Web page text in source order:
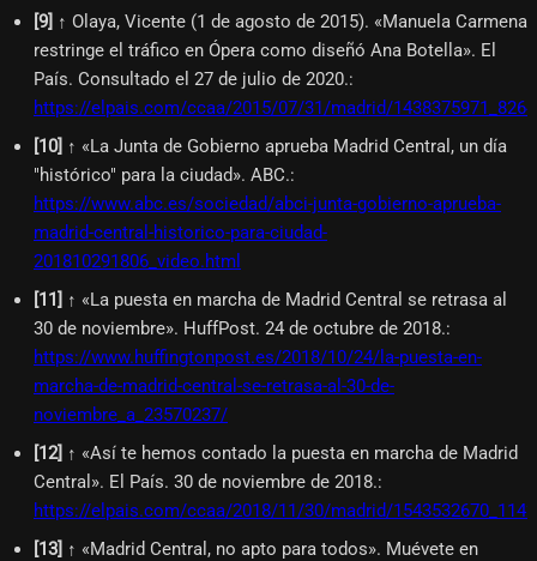
9 ↑ Olaya, Vicente (1 de agosto de 2015). «Manuela Carmena
restringe el tráfico en Ópera como diseñó Ana Botella». El
País. Consultado el 27 de julio de 2020.:
https://elpais.com/ccaa/2015/07/31/madrid/
10] ↑ «La Junta de Gobierno aprueba Madrid Central, un día
"histórico" para la ciudad». ABC.:
https://www.abc.es/sociedad/abci-junta-gobierno-aprueba-
madrid-central-historico-para-ciudad-
201810291806_video.html
11
↑ «La puesta en marcha de Madrid Central se retrasa al
30 de noviembre». HuffPost. 24 de octubre de 2018.:
https://www.huffingtonpost.es/2018/10/24/la-puesta-en-
marcha-de-madrid-central-se-retrasa-al-30-de-
noviembre_a_23570237/
12] ↑ «Así te hemos contado la puesta en marcha de Madrid
Central». El País. 30 de noviembre de 2018.:
https://elpais.com/ccaa/2018/11/30/madrid/
13 ↑ «Madrid Central, no apto para todos». Muévete en